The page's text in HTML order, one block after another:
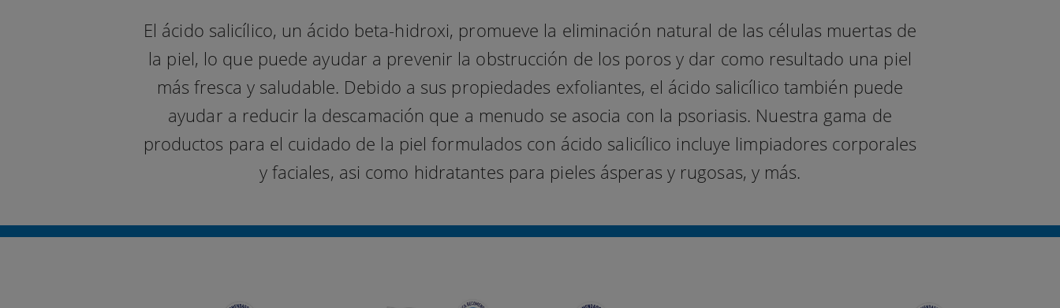
El ácido salicílico, un ácido beta-hidroxi, promueve la eliminación natural de las células muertas de
la piel, lo que puede ayudar a prevenir la obstrucción de los poros y dar como resultado una piel
más fresca y saludable. Debido a sus propiedades exfoliantes, el ácido salicílico también puede
ayudar a reducir la descamación que a menudo se asocia con la psoriasis. Nuestra gama de
productos para el cuidado de la piel formulados con ácido salicílico incluye limpiadores corporales
y faciales, asi como hidratantes para pieles ásperas y rugosas, y más.